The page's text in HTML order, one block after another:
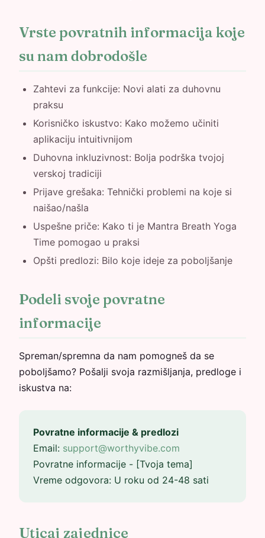
Vrste povratnih informacija koje
su nam dobrodošle
Zahtevi za funkcije: Novi alati za duhovnu
praksu
Korisničko iskustvo: Kako možemo učiniti
aplikaciju intuitivnijom
Duhovna inkluzivnost: Bolja podrška tvojoj
verskoj tradiciji
Prijave grešaka: Tehnički problemi na koje si
naišao/našla
Uspešne priče: Kako ti je Mantra Breath Yoga
Time pomogao u praksi
Opšti predlozi: Bilo koje ideje za poboljšanje
Podeli svoje povratne
informacije
Spreman/spremna da nam pomogneš da se
poboljšamo? Pošalji svoja razmišljanja, predloge i
iskustva na:
Povratne informacije & predlozi
Email: support@worthyvibe.com
Povratne informacije - [Tvoja tema]
Vreme odgovora: U roku od 24-48 sati
Uticaj zajednice